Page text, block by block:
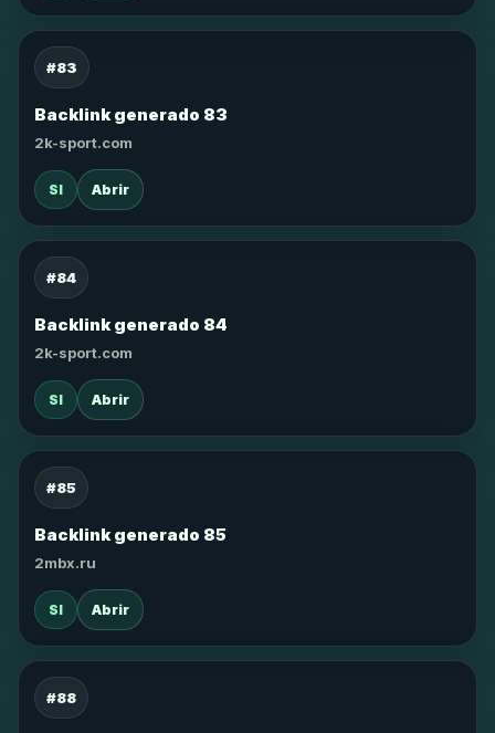
#83
Backlink generado 83
2k-sport.com
SI Abrir
#84
Backlink generado 84
2k-sport.com
SI Abrir
#85
Backlink generado 85
2mbx.ru
SI Abrir
#88